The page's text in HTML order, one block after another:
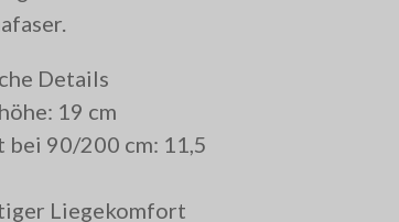
Details
19 cm
bei 90/200 cm: 11,5
Liegekomfort